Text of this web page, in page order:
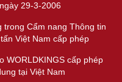
29-3-2006
Cẩm nang Thông tin
Việt Nam cấp phép
WORLDKINGS cấp phép
tại Việt Nam